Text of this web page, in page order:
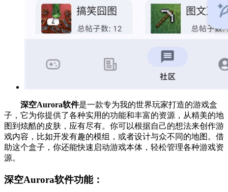
深空Aurora软件是一款专为我的世界玩家打造的游戏盒
子，它为你提供了各种实用的功能和丰富的资源，从精美的地
图到炫酷的皮肤，应有尽有。你可以根据自己的想法来创作游
戏内容，比如开发有趣的模组，或者设计与众不同的地图。借
助这个盒子，你还能快速启动游戏本体，轻松管理各种游戏资
源。
深空Aurora软件功能：